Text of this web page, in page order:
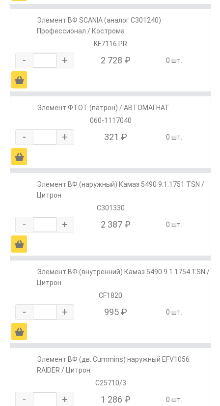
Элемент ВФ SCANIА (аналог С301240)
Профессионал / Кострома
KF7116 PR
- + 2 728 ₽ 0 шт.
Ä
Элемент ФТОТ (патрон) / АВТОМАГНАТ
060-1117040
- + 321 ₽ 0 шт.
Ä
Элемент ВФ (наружный) Камаз 5490 9.1.1751 TSN /
Цитрон
C301330
- + 2 387 ₽ 0 шт.
Ä
Элемент ВФ (внутренний) Камаз 5490 9.1.1754 TSN /
Цитрон
CF1820
- + 995 ₽ 0 шт.
Ä
Элемент ВФ (дв. Cummins) наружный EFV1056
RAIDER / Цитрон
C25710/3
- + 1 286 ₽ 0 шт.